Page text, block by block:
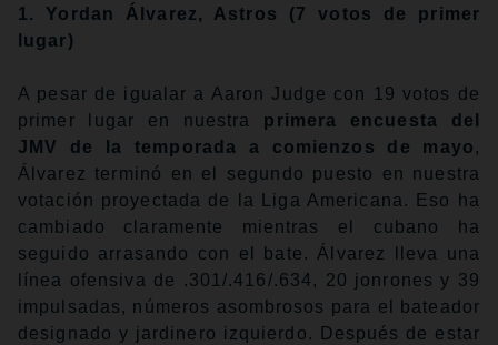
1. Yordan Álvarez, Astros (7 votos de primer
lugar)
A pesar de igualar a Aaron Judge con 19 votos de
primer lugar en nuestra primera encuesta del
JMV de la temporada a comienzos de mayo ,
Álvarez terminó en el segundo puesto en nuestra
votación proyectada de la Liga Americana. Eso ha
cambiado claramente mientras el cubano ha
seguido arrasando con el bate. Álvarez lleva una
línea ofensiva de .301/.416/.634, 20 jonrones y 39
impulsadas, números asombrosos para el bateador
designado y jardinero izquierdo. Después de estar